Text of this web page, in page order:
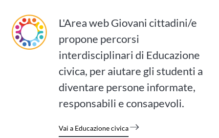
L'Area web Giovani cittadini/e
propone percorsi
interdisciplinari di Educazione
civica, per aiutare gli studenti a
diventare persone informate,
responsabili e consapevoli.
Vai a Educazione civica